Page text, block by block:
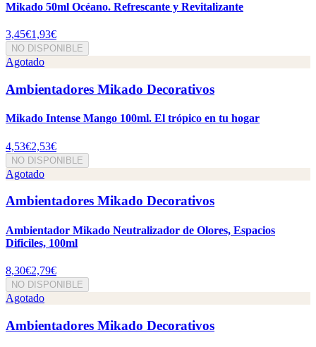
Mikado 50ml Océano. Refrescante y Revitalizante
3,45€1,93€
NO DISPONIBLE
Agotado
Ambientadores Mikado Decorativos
Mikado Intense Mango 100ml. El trópico en tu hogar
4,53€2,53€
NO DISPONIBLE
Agotado
Ambientadores Mikado Decorativos
Ambientador Mikado Neutralizador de Olores, Espacios
Dificiles, 100ml
8,30€2,79€
NO DISPONIBLE
Agotado
Ambientadores Mikado Decorativos